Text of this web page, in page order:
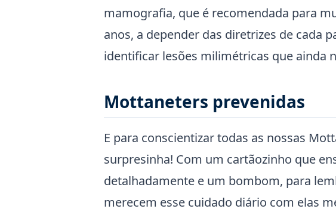
mamografia, que é recomendada para
anos, a depender das diretrizes de cada
identificar lesões milimétricas que ainda
Mottaneters prevenidas
E para conscientizar todas as nossas
surpresinha! Com um cartãozinho que
detalhadamente e um bombom, para
merecem esse cuidado diário com elas